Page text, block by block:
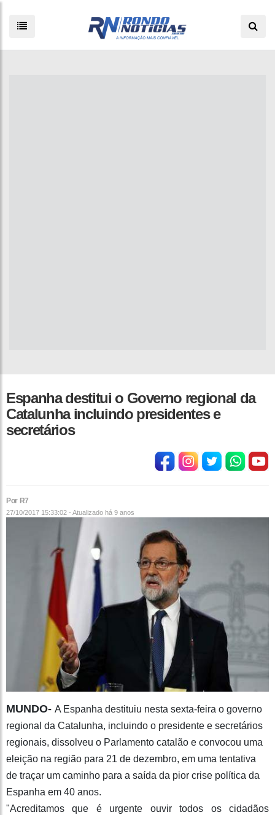
Espanha destitui o Governo regional da
Catalunha incluindo presidentes e
secretários
Por R7
27/10/2017 15:33:02 - Atualizado há 9 anos
MUNDO- A Espanha destituiu nesta sexta-feira o governo
regional da Catalunha, incluindo o presidente e secretários
regionais, dissolveu o Parlamento catalão e convocou uma
eleição na região para 21 de dezembro, em uma tentativa
de traçar um caminho para a saída da pior crise política da
Espanha em 40 anos.
"Acreditamos que é urgente ouvir todos os cidadãos